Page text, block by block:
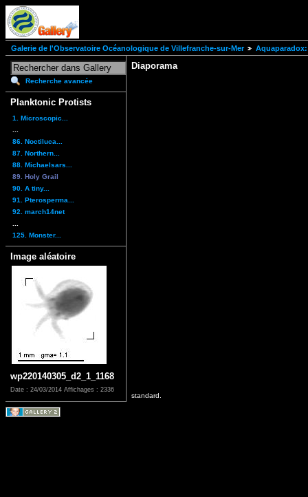
Galerie de l'Observatoire Océanologique de Villefranche-sur-Mer
Recherche avancée
Planktonic Protists
1. Microscopic...
86. Noctiluca...
87. Northern...
88. Michaelsars...
89. Holy Grail
90. A tiny...
91. Pterosperma...
92. march14net
125. Monster...
Image aléatoire
wp220140305_d2_1_1168
Date : 24/03/2014 Affichages : 2336
Diaporama
standard.